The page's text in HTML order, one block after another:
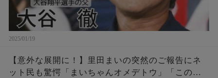
2025/01/19
【意外な展開に！】里田まいの突然のご報告にネ
ット民も驚愕「まいちゃんオメデトウ」「この人